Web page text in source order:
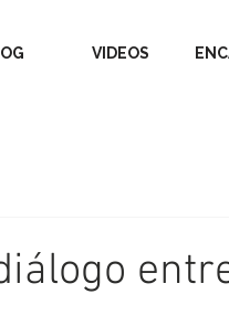
VIDEOS